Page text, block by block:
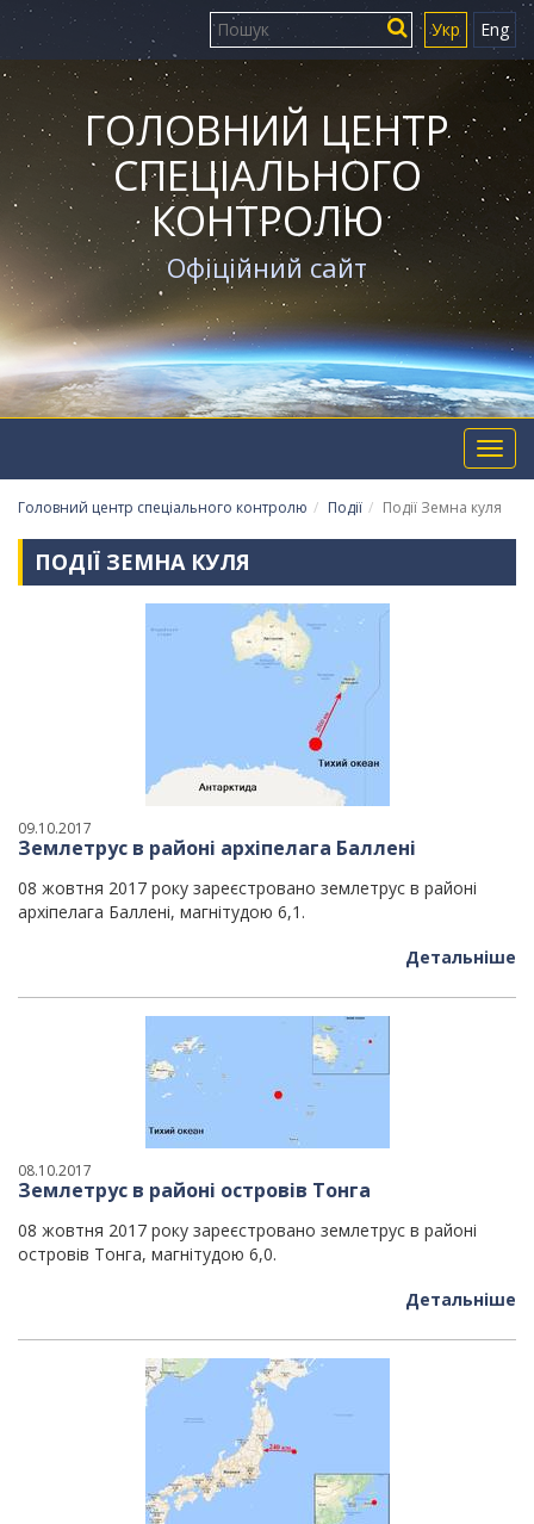
Укр Eng
ГОЛОВНИЙ ЦЕНТР
СПЕЦІАЛЬНОГО
КОНТРОЛЮ
Офіційний сайт
Головний центр спеціального контролю Події Події Земна куля
ПОДІЇ ЗЕМНА КУЛЯ
09.10.2017
Землетрус в районі архіпелага Баллені
08 жовтня 2017 року зареєстровано землетрус в районі
архіпелага Баллені, магнітудою 6,1.
Детальніше
08.10.2017
Землетрус в районі островів Тонга
08 жовтня 2017 року зареєстровано землетрус в районі
островів Тонга, магнітудою 6,0.
Детальніше